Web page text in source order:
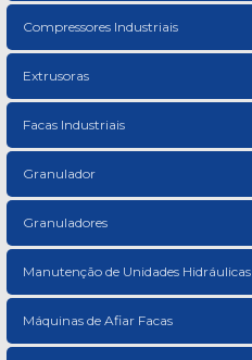
Compressores Industriais
Extrusoras
Facas Industriais
Granulador
Granuladores
Manutenção de Unidades Hidráulicas
Máquinas de Afiar Facas